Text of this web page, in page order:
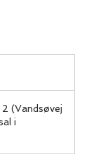
(Vandsøvej
i